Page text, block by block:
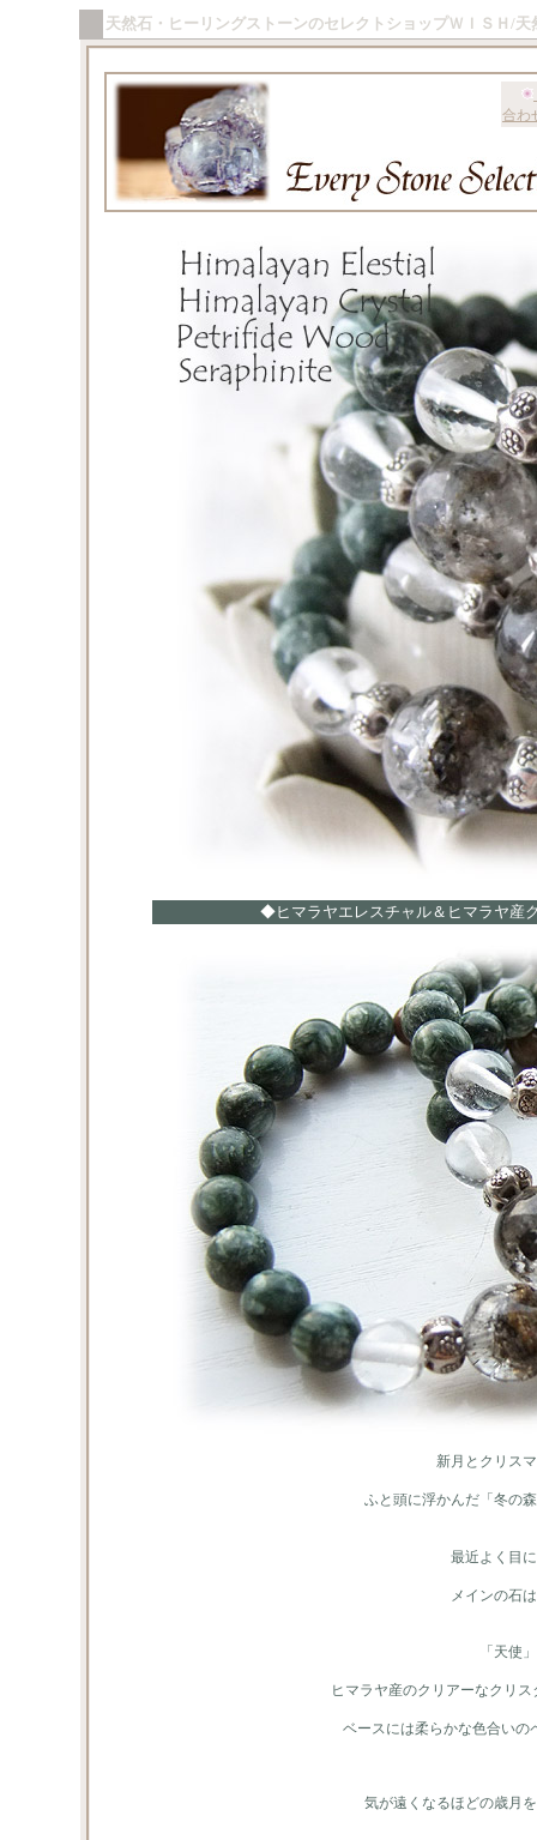
天然石・ヒーリングストーンのセレクトショップＷＩＳＨ/
合わ
◆ヒマラヤエレスチャル＆ヒマラヤ産
新月とクリス
ふと頭に浮かんだ「冬の
最近よく目
メインの石
「天使
ヒマラヤ産のクリアーなクリ
ベースには柔らかな色合いの
気が遠くなるほどの歳月